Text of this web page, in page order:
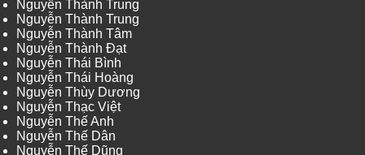
Nguyễn Thành Trung
Nguyễn Thành Trung
Nguyễn Thành Tâm
Nguyễn Thành Đạt
Nguyễn Thái Bình
Nguyễn Thái Hoàng
Nguyễn Thùy Dương
Nguyễn Thạc Việt
Nguyễn Thế Anh
Nguyễn Thế Dân
Nguyễn Thế Dũng